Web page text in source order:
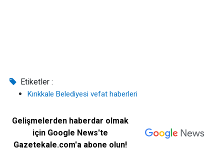
Etiketler :
Kırıkkale Belediyesi vefat haberleri
Gelişmelerden haberdar olmak
için Google News'te
Gazetekale.com'a abone olun!